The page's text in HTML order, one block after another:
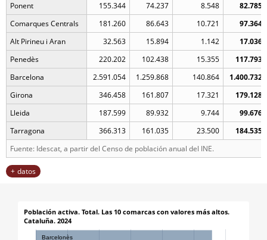
Ponent
155.344 74.237 8.548
82.785
Comarques Centrals
181.260 86.643 10.721
97.364
Alt Pirineu i Aran
32.563 15.894 1.142
17.036
Penedès
220.202 102.438 15.355
117.793
Barcelona
2.591.054 1.259.868 140.864
1.400.732
Girona
346.458 161.807 17.321
179.128
Lleida
187.599 89.932 9.744
99.676
Tarragona
366.313 161.035 23.500
184.535
Fuente: Idescat, a partir del Censo de población anual del INE.
datos